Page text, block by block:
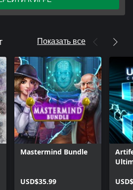
Показать все
Mastermind Bundle
USD$35.99